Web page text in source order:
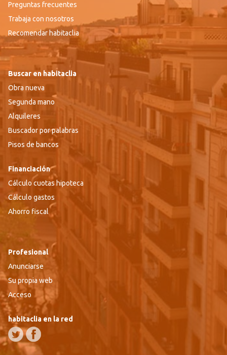
Preguntas frecuentes
Trabaja con nosotros
Recomendar habitaclia
Buscar en habitaclia
Obra nueva
Segunda mano
Alquileres
Buscador por palabras
Pisos de bancos
Financiación
Cálculo cuotas hipoteca
Cálculo gastos
Ahorro fiscal
Profesional
Anunciarse
Su propia web
Acceso
habitaclia en la red